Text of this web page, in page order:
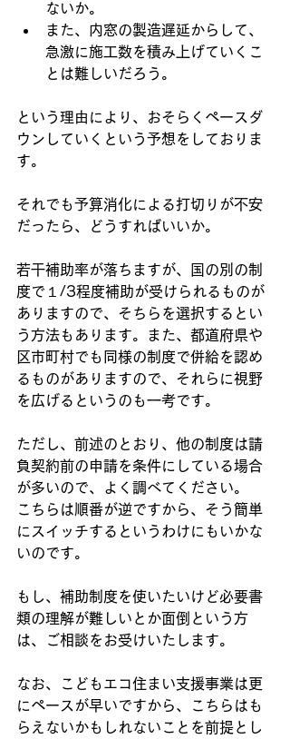
ないか。
また、内窓の製造遅延からして、
急激に施工数を積み上げていくこ
とは難しいだろう。
という理由により、おそらくペースダ
ウンしていくという予想をしておりま
す。
それでも予算消化による打切りが不安
だったら、どうすればいいか。
若干補助率が落ちますが、国の別の制
度で１/3程度補助が受けられるものが
ありますので、そちらを選択するとい
う方法もあります。また、都道府県や
区市町村でも同様の制度で併給を認め
るものがありますので、それらに視野
を広げるというのも一考です。
ただし、前述のとおり、他の制度は請
負契約前の申請を条件にしている場合
が多いので、よく調べてください。
こちらは順番が逆ですから、そう簡単
にスイッチするというわけにもいかな
いのです。
もし、補助制度を使いたいけど必要書
類の理解が難しいとか面倒という方
は、ご相談をお受けいたします。
なお、こどもエコ住まい支援事業は更
にペースが早いですから、こちらはも
らえないかもしれないことを前提とし